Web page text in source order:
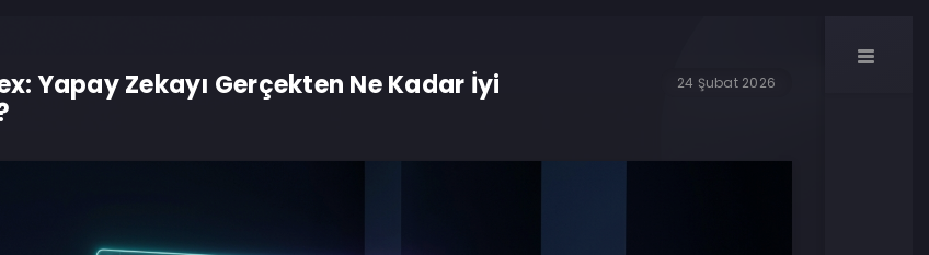
Yapay Zekayı Gerçekten Ne Kadar İyi
24 Şubat 2026